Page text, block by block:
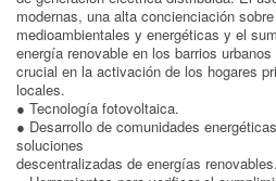
modernas, una alta concienciación
medioambientales y energéticas y el
energía renovable en los barrios
crucial en la activación de los hogares
locales.
● Tecnología fotovoltaica.
● Desarrollo de comunidades
soluciones
descentralizadas de energías renovables.